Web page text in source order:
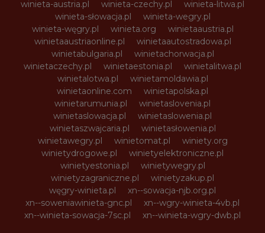
winieta-austria.pl
winieta-czechy.pl
winieta-litwa.pl
winieta-słowacja.pl
winieta-wegry.pl
winieta-węgry.pl
winieta.org
winietaaustria.pl
winietaaustriaonline.pl
winietaautostradowa.pl
winietabulgaria.pl
winietachorwacja.pl
winietaczechy.pl
winietaestonia.pl
winietalitwa.pl
winietalotwa.pl
winietamoldawia.pl
winietaonline.com
winietapolska.pl
winietarumunia.pl
winietaslovenia.pl
winietaslowacja.pl
winietaslowenia.pl
winietaszwajcaria.pl
winietasłowenia.pl
winietawegry.pl
winietomat.pl
winiety.org
winietydrogowe.pl
winietyelektroniczne.pl
winietyestonia.pl
winietywegry.pl
winietyzagraniczne.pl
winietyzakup.pl
węgry-winieta.pl
xn--sowacja-njb.org.pl
xn--soweniawinieta-gnc.pl
xn--wgry-winieta-4vb.pl
xn--winieta-sowacja-7sc.pl
xn--winieta-wgry-dwb.pl